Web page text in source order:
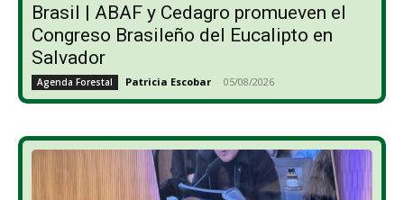
Brasil | ABAF y Cedagro promueven el
Congreso Brasileño del Eucalipto en
Salvador
Agenda Forestal Patricia Escobar - 05/08/2026